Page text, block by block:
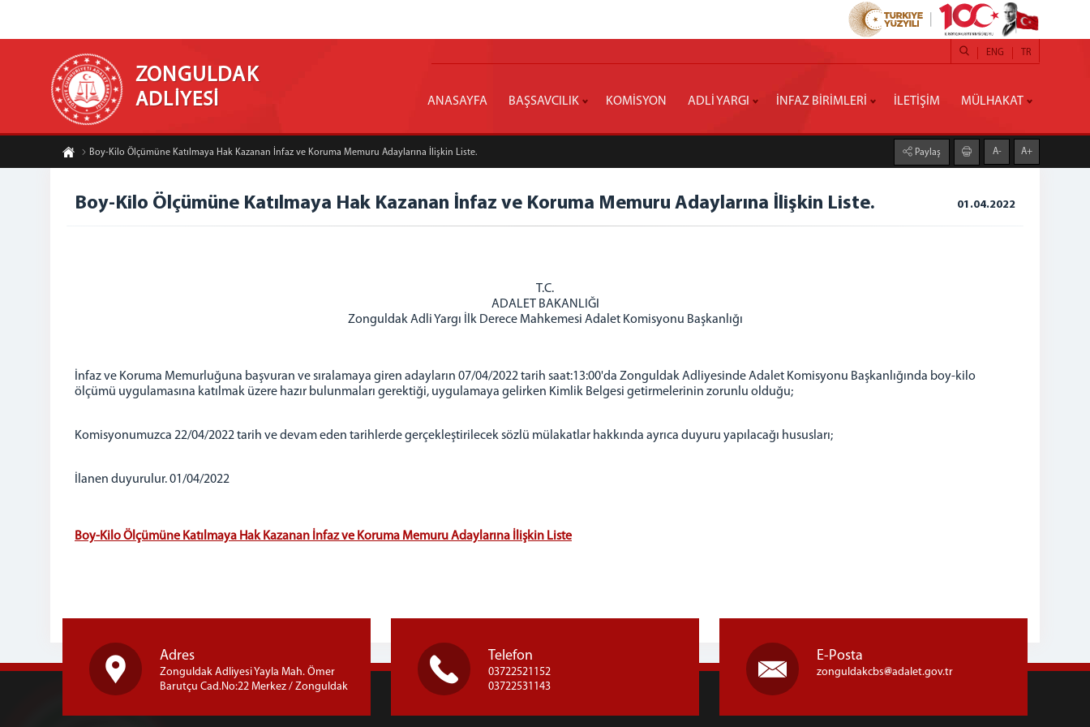
ZONGULDAK
ADLİYESİ
TR
ENG
ANASAYFA BAŞSAVCILIK KOMİSYON ADLİ YARGI İNFAZ BİRİMLERİ İLETİŞİM MÜLHAKAT
Boy-Kilo Ölçümüne Katılmaya Hak Kazanan İnfaz ve Koruma Memuru Adaylarına İlişkin Liste. Paylaş A- A+
Boy-Kilo Ölçümüne Katılmaya Hak Kazanan İnfaz ve Koruma Memuru Adaylarına İlişkin Liste. 01.04.2022
T.C.
ADALET BAKANLIĞI
Zonguldak Adli Yargı İlk Derece Mahkemesi Adalet Komisyonu Başkanlığı
İnfaz ve Koruma Memurluğuna başvuran ve sıralamaya giren adayların 07/04/2022 tarih saat:13:00'da Zonguldak Adliyesinde Adalet Komisyonu Başkanlığında boy-kilo
ölçümü uygulamasına katılmak üzere hazır bulunmaları gerektiği, uygulamaya gelirken Kimlik Belgesi getirmelerinin zorunlu olduğu;
Komisyonumuzca 22/04/2022 tarih ve devam eden tarihlerde gerçekleştirilecek sözlü mülakatlar hakkında ayrıca duyuru yapılacağı hususları;
İlanen duyurulur. 01/04/2022
Boy-Kilo Ölçümüne Katılmaya Hak Kazanan İnfaz ve Koruma Memuru Adaylarına İlişkin Liste
Adres
Zonguldak Adliyesi Yayla Mah. Ömer
Barutçu Cad.No:22 Merkez / Zonguldak
Telefon
03722521152
03722531143
E-Posta
zonguldakcbs adalet.gov.tr